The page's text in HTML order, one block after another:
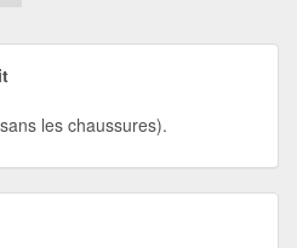
les chaussures).